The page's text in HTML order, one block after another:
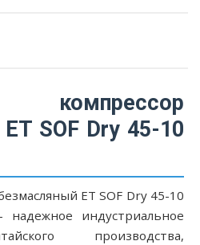
компрессор
SOF Dry 45-10
ET SOF Dry 45-10
надежное индустриальное
производства,